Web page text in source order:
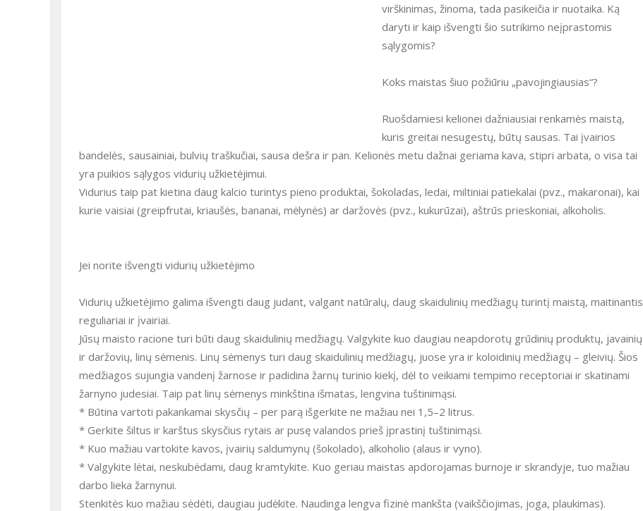
virškinimas, žinoma, tada pasikeičia ir nuotaika. Ką
daryti ir kaip išvengti šio sutrikimo neįprastomis
sąlygomis?
Koks maistas šiuo požiūriu „pavojingiausias“?
Ruošdamiesi kelionei dažniausiai renkamės maistą,
kuris greitai nesugestų, būtų sausas. Tai įvairios
bandelės, sausainiai, bulvių traškučiai, sausa dešra ir pan. Kelionės metu dažnai geriama kava, stipri arbata, o visa tai
yra puikios sąlygos vidurių užkietėjimui.
Vidurius taip pat kietina daug kalcio turintys pieno produktai, šokoladas, ledai, miltiniai patiekalai (pvz., makaronai), kai
kurie vaisiai (greipfrutai, kriaušės, bananai, mėlynės) ar daržovės (pvz., kukurūzai), aštrūs prieskoniai, alkoholis.
Jei norite išvengti vidurių užkietėjimo
Vidurių užkietėjimo galima išvengti daug judant, valgant natūralų, daug skaidulinių medžiagų turintį maistą, maitinantis
reguliariai ir įvairiai.
Jūsų maisto racione turi būti daug skaidulinių medžiagų. Valgykite kuo daugiau neapdorotų grūdinių produktų, javainių
ir daržovių, linų sėmenis. Linų sėmenys turi daug skaidulinių medžiagų, juose yra ir koloidinių medžiagų – gleivių. Šios
medžiagos sujungia vandenį žarnose ir padidina žarnų turinio kiekį, dėl to veikiami tempimo receptoriai ir skatinami
žarnyno judesiai. Taip pat linų sėmenys minkština išmatas, lengvina tuštinimąsi.
* Būtina vartoti pakankamai skysčių – per parą išgerkite ne mažiau nei 1,5–2 litrus.
* Gerkite šiltus ir karštus skysčius rytais ar pusę valandos prieš įprastinį tuštinimąsi.
* Kuo mažiau vartokite kavos, įvairių saldumynų (šokolado), alkoholio (alaus ir vyno).
* Valgykite lėtai, neskubėdami, daug kramtykite. Kuo geriau maistas apdorojamas burnoje ir skrandyje, tuo mažiau
darbo lieka žarnynui.
Stenkitės kuo mažiau sėdėti, daugiau judėkite. Naudinga lengva fizinė mankšta (vaikščiojimas, joga, plaukimas).